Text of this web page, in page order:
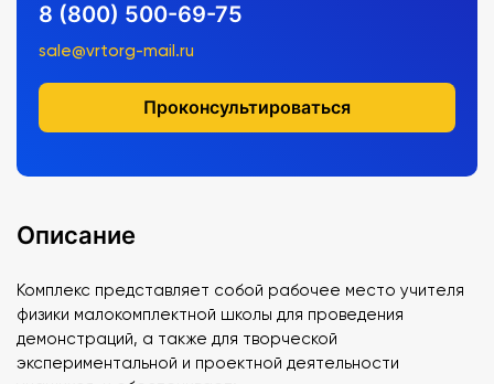
8 (800) 500-69-75
sale@vrtorg-mail.ru
Проконсультироваться
Описание
Комплекс представляет собой рабочее место учителя
физики малокомплектной школы для проведения
демонстраций, а также для творческой
экспериментальной и проектной деятельности